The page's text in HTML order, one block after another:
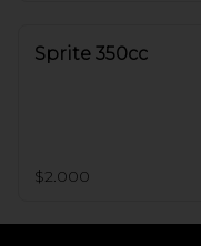
Sprite 350cc
$2.000